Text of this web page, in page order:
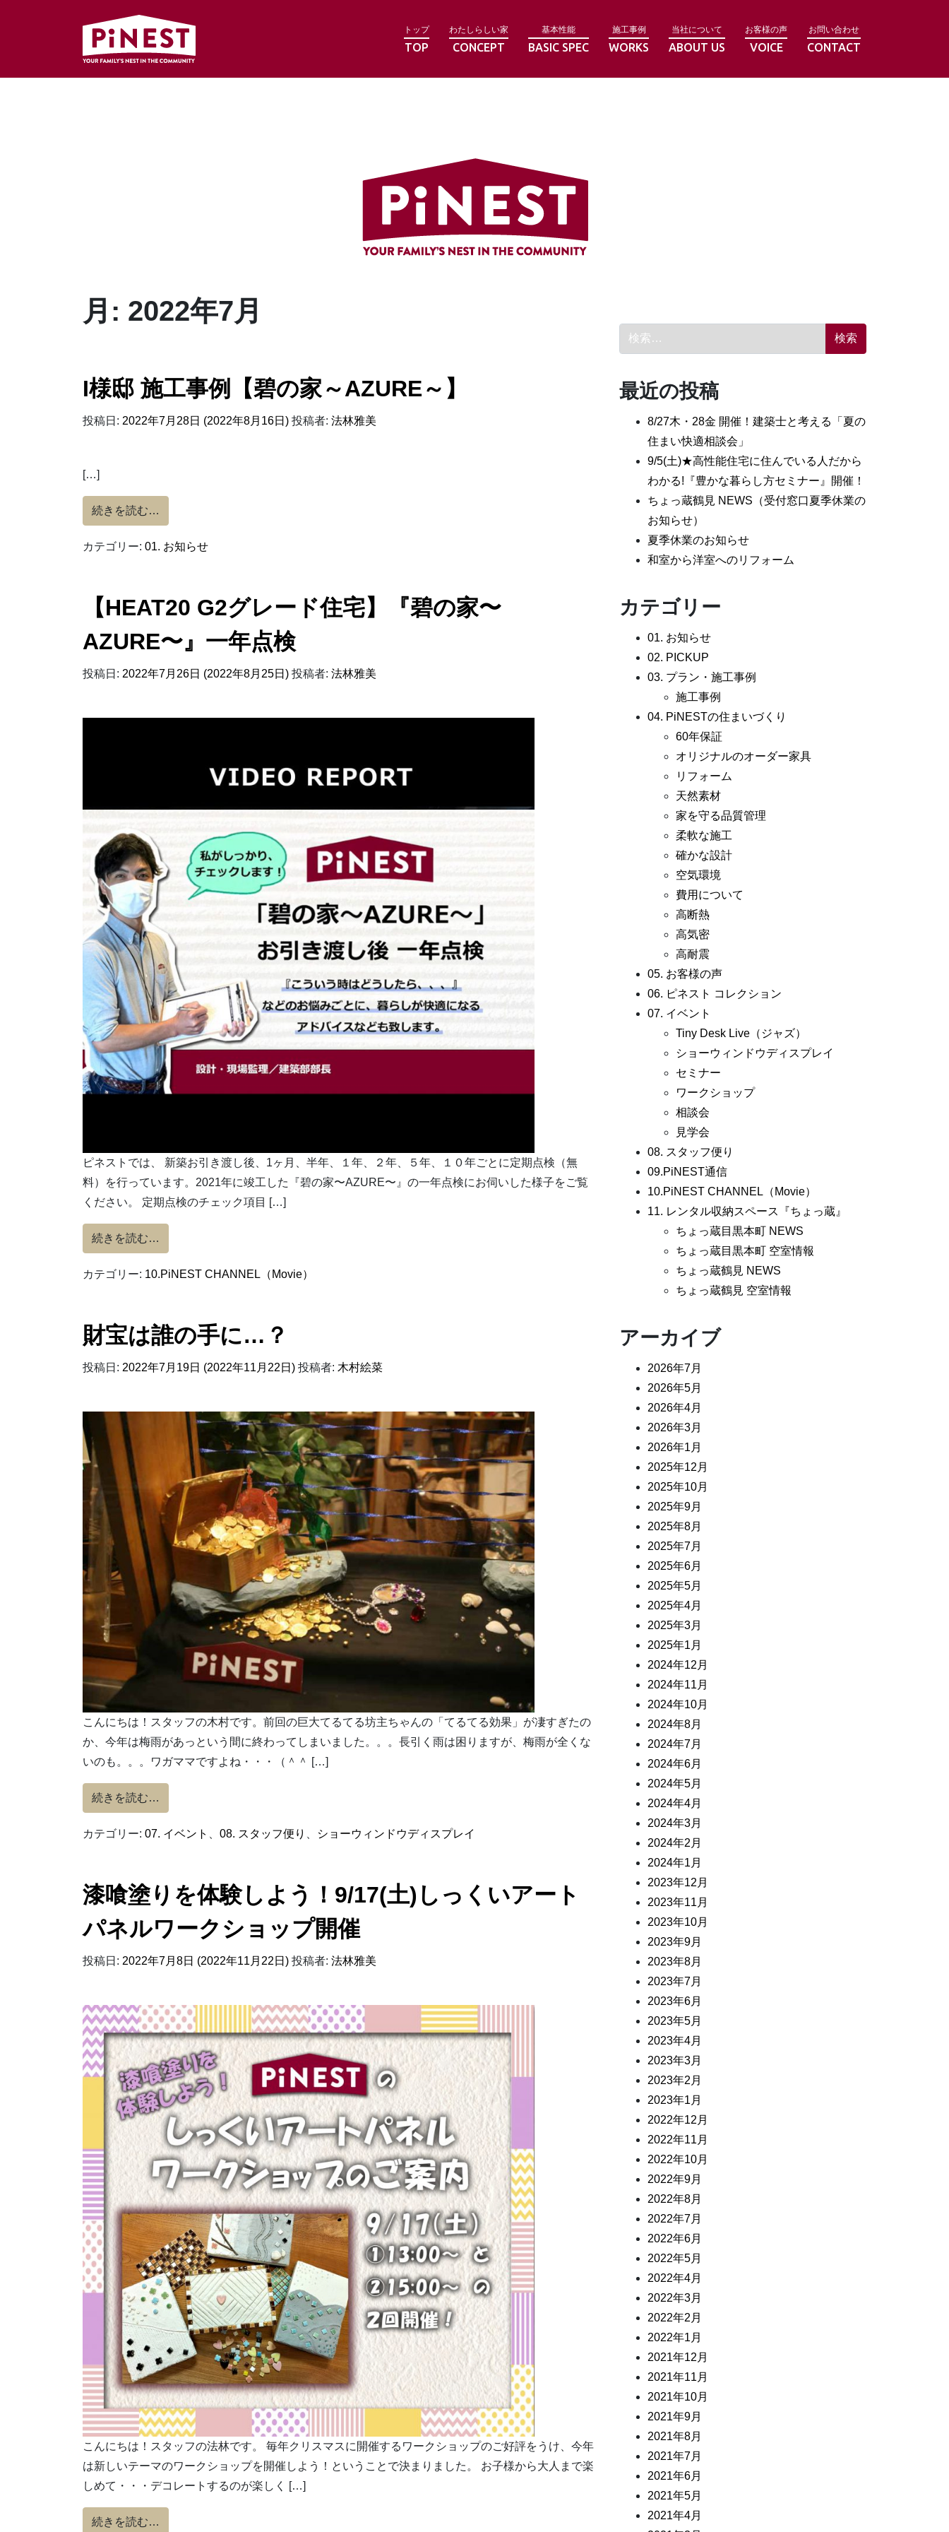
トップ
TOP
わたしらしい家
CONCEPT
基本性能
BASIC SPEC
施工事例
WORKS
当社について
ABOUT US
お客様の声
VOICE
お問い合わせ
CONTACT
月: 2022年7月
I様邸 施工事例【碧の家～AZURE～】
投稿日: 2022年7月28日 (2022年8月16日) 投稿者: 法林雅美
[…]
続きを読む…
カテゴリー: 01. お知らせ
【HEAT20 G2グレード住宅】『碧の家〜
AZURE〜』一年点検
投稿日: 2022年7月26日 (2022年8月25日) 投稿者: 法林雅美
ピネストでは、 新築お引き渡し後、1ヶ月、半年、１年、２年、５年、１０年ごとに定期点検（無
料）を行っています。2021年に竣工した『碧の家〜AZURE〜』の一年点検にお伺いした様子をご覧
ください。 定期点検のチェック項目 […]
続きを読む…
カテゴリー: 10.PiNEST CHANNEL（Movie）
財宝は誰の手に…？
投稿日: 2022年7月19日 (2022年11月22日) 投稿者: 木村絵菜
こんにちは！スタッフの木村です。前回の巨大てるてる坊主ちゃんの「てるてる効果」が凄すぎたの
か、今年は梅雨があっという間に終わってしまいました。。。長引く雨は困りますが、梅雨が全くな
いのも。。。ワガママですよね・・・（＾＾ […]
続きを読む…
カテゴリー: 07. イベント 、 08. スタッフ便り 、 ショーウィンドウディスプレイ
漆喰塗りを体験しよう！9/17(土)しっくいアート
パネルワークショップ開催
投稿日: 2022年7月8日 (2022年11月22日) 投稿者: 法林雅美
こんにちは！スタッフの法林です。 毎年クリスマスに開催するワークショップのご好評をうけ、今年
は新しいテーマのワークショップを開催しよう！ということで決まりました。 お子様から大人まで楽
しめて・・・デコレートするのが楽しく […]
続きを読む…
検索:
最近の投稿
8/27木・28金 開催！建築士と考える「夏の
住まい快適相談会」
9/5(土)★高性能住宅に住んでいる人だから
わかる!『豊かな暮らし方セミナー』開催！
ちょっ蔵鶴見 NEWS（受付窓口夏季休業の
お知らせ）
夏季休業のお知らせ
和室から洋室へのリフォーム
カテゴリー
01. お知らせ
02. PICKUP
03. プラン・施工事例
施工事例
04. PiNESTの住まいづくり
60年保証
オリジナルのオーダー家具
リフォーム
天然素材
家を守る品質管理
柔軟な施工
確かな設計
空気環境
費用について
高断熱
高気密
高耐震
05. お客様の声
06. ピネスト コレクション
07. イベント
Tiny Desk Live（ジャズ）
ショーウィンドウディスプレイ
セミナー
ワークショップ
相談会
見学会
08. スタッフ便り
09.PiNEST通信
10.PiNEST CHANNEL（Movie）
11. レンタル収納スペース『ちょっ蔵』
ちょっ蔵目黒本町 NEWS
ちょっ蔵目黒本町 空室情報
ちょっ蔵鶴見 NEWS
ちょっ蔵鶴見 空室情報
アーカイブ
2026年7月
2026年5月
2026年4月
2026年3月
2026年1月
2025年12月
2025年10月
2025年9月
2025年8月
2025年7月
2025年6月
2025年5月
2025年4月
2025年3月
2025年1月
2024年12月
2024年11月
2024年10月
2024年8月
2024年7月
2024年6月
2024年5月
2024年4月
2024年3月
2024年2月
2024年1月
2023年12月
2023年11月
2023年10月
2023年9月
2023年8月
2023年7月
2023年6月
2023年5月
2023年4月
2023年3月
2023年2月
2023年1月
2022年12月
2022年11月
2022年10月
2022年9月
2022年8月
2022年7月
2022年6月
2022年5月
2022年4月
2022年3月
2022年2月
2022年1月
2021年12月
2021年11月
2021年10月
2021年9月
2021年8月
2021年7月
2021年6月
2021年5月
2021年4月